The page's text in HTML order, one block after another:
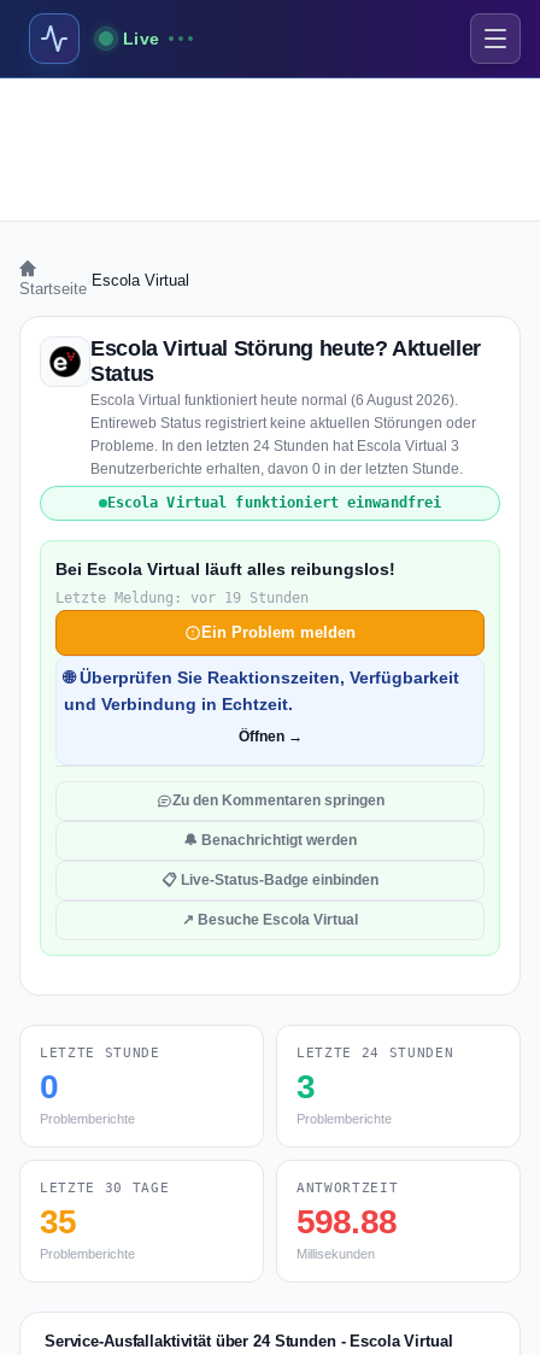
Live
Startseite Escola Virtual
Escola Virtual Störung heute? Aktueller
Status
Escola Virtual funktioniert heute normal (6 August 2026).
Entireweb Status registriert keine aktuellen Störungen oder
Probleme. In den letzten 24 Stunden hat Escola Virtual 3
Benutzerberichte erhalten, davon 0 in der letzten Stunde.
Escola Virtual funktioniert einwandfrei
Bei Escola Virtual läuft alles reibungslos!
Letzte Meldung: vor 19 Stunden
Ein Problem melden
🌐 Überprüfen Sie Reaktionszeiten, Verfügbarkeit
und Verbindung in Echtzeit.
Öffnen →
Zu den Kommentaren springen
🔔 Benachrichtigt werden
📋 Live-Status-Badge einbinden
↗ Besuche Escola Virtual
LETZTE STUNDE
0
Problemberichte
LETZTE 24 STUNDEN
3
Problemberichte
LETZTE 30 TAGE
35
Problemberichte
ANTWORTZEIT
598.88
Millisekunden
Service-Ausfallaktivität über 24 Stunden - Escola Virtual